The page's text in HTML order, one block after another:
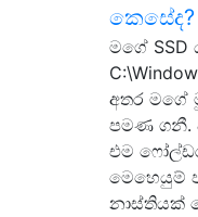
කෙසේද?
මගේ SSD
අතර මගේ
පමණ ගනී.
එම
මෙහෙයුම්
නාස්තියක්